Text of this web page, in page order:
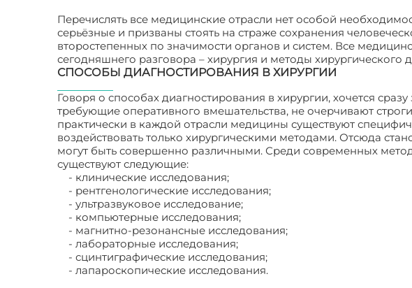
Перечислять все медицинские отрасли нет особой
серьёзные и призваны стоять на страже сохранения
второстепенных по значимости органов и систем. Все
сегодняшнего разговора – хирургия и методы хирургического
СПОСОБЫ ДИАГНОСТИРОВАНИЯ В ХИРУРГИИ
Говоря о способах диагностирования в хирургии, хочется
требующие оперативного вмешательства, не очерчивают
практически в каждой отрасли медицины существуют
воздействовать только хирургическими методами. Отсюда
могут быть совершенно различными. Среди современных
существуют следующие:
- клинические исследования;
- рентгенологические исследования;
- ультразвуковое исследование;
- компьютерные исследования;
- магнитно-резонансные исследования;
- лабораторные исследования;
- сцинтиграфические исследования;
- лапароскопические исследования.